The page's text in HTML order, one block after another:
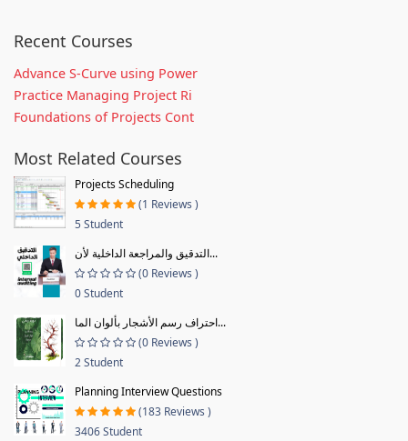
Recent Courses
Advance S-Curve using Power
Practice Managing Project Ri
Foundations of Projects Cont
Most Related Courses
Projects Scheduling
(1 Reviews )
5 Student
التدقيق والمراجعة الداخلية لأن...
(0 Reviews )
0 Student
احتراف رسم الأشجار بألوان الما...
(0 Reviews )
2 Student
Planning Interview Questions
(183 Reviews )
3406 Student